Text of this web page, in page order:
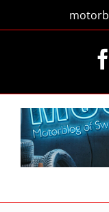
innehållet